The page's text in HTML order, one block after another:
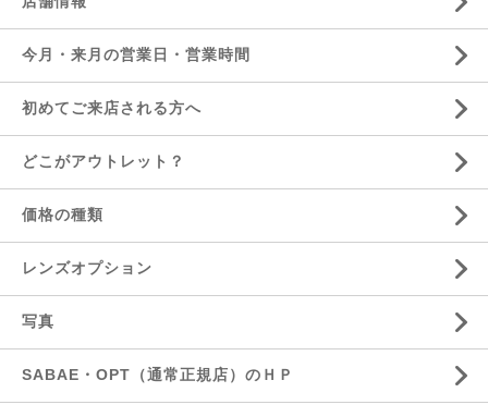
今月・来月の営業日・営業時間
初めてご来店される方へ
どこがアウトレット？
価格の種類
レンズオプション
写真
SABAE・OPT（通常正規店）のＨＰ